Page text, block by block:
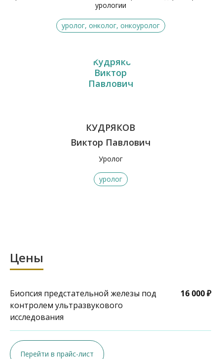
урологии
уролог, онколог, онкоуролог
КУДРЯКОВ
Виктор Павлович
Уролог
уролог
Цены
Биопсия предстательной железы под
контролем ультразвукового
исследования
16 000 ₽
Перейти в прайс-лист